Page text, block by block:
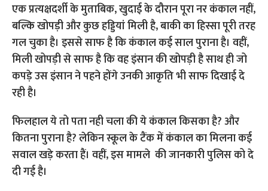
एक प्रत्यक्षदर्शी के मुताबिक, खुदाई के दौरान पूरा नर कंकाल नहीं,
बल्कि खोपड़ी और कुछ हड्डियां मिली है, बाकी का हिस्सा पूरी तरह
गल चुका है। इससे साफ है कि कंकाल कई साल पुराना है। वहीं,
मिली खोपड़ी से साफ है कि वह इंसान की खोपड़ी है साथ ही जो
कपड़े उस इंसान ने पहने होंगे उनकी आकृति भी साफ दिखाई दे
रही है।
फिलहाल ये तो पता नही चला की ये कंकाल किसका है? और
कितना पुराना है? लेकिन स्कूल के टैंक में कंकाल का मिलना कई
सवाल खड़े करता हैं। वहीं, इस मामले की जानकारी पुलिस को दे
दी गई है।